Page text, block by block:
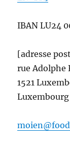
IBANLU24
[adresse
rue Adolphe
1521
Luxembourg